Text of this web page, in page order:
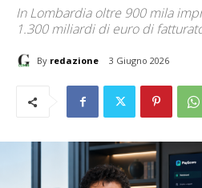
In Lombardia oltre 900 mila
1.300 miliardi di euro di
By redazione 3 Giugno 2026